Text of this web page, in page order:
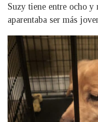
Suzy tiene entre ocho y
aparentaba ser más